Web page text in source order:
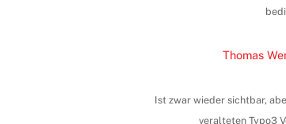
Thomas
Ist zwar wieder sichtbar,
veralteten Typo3